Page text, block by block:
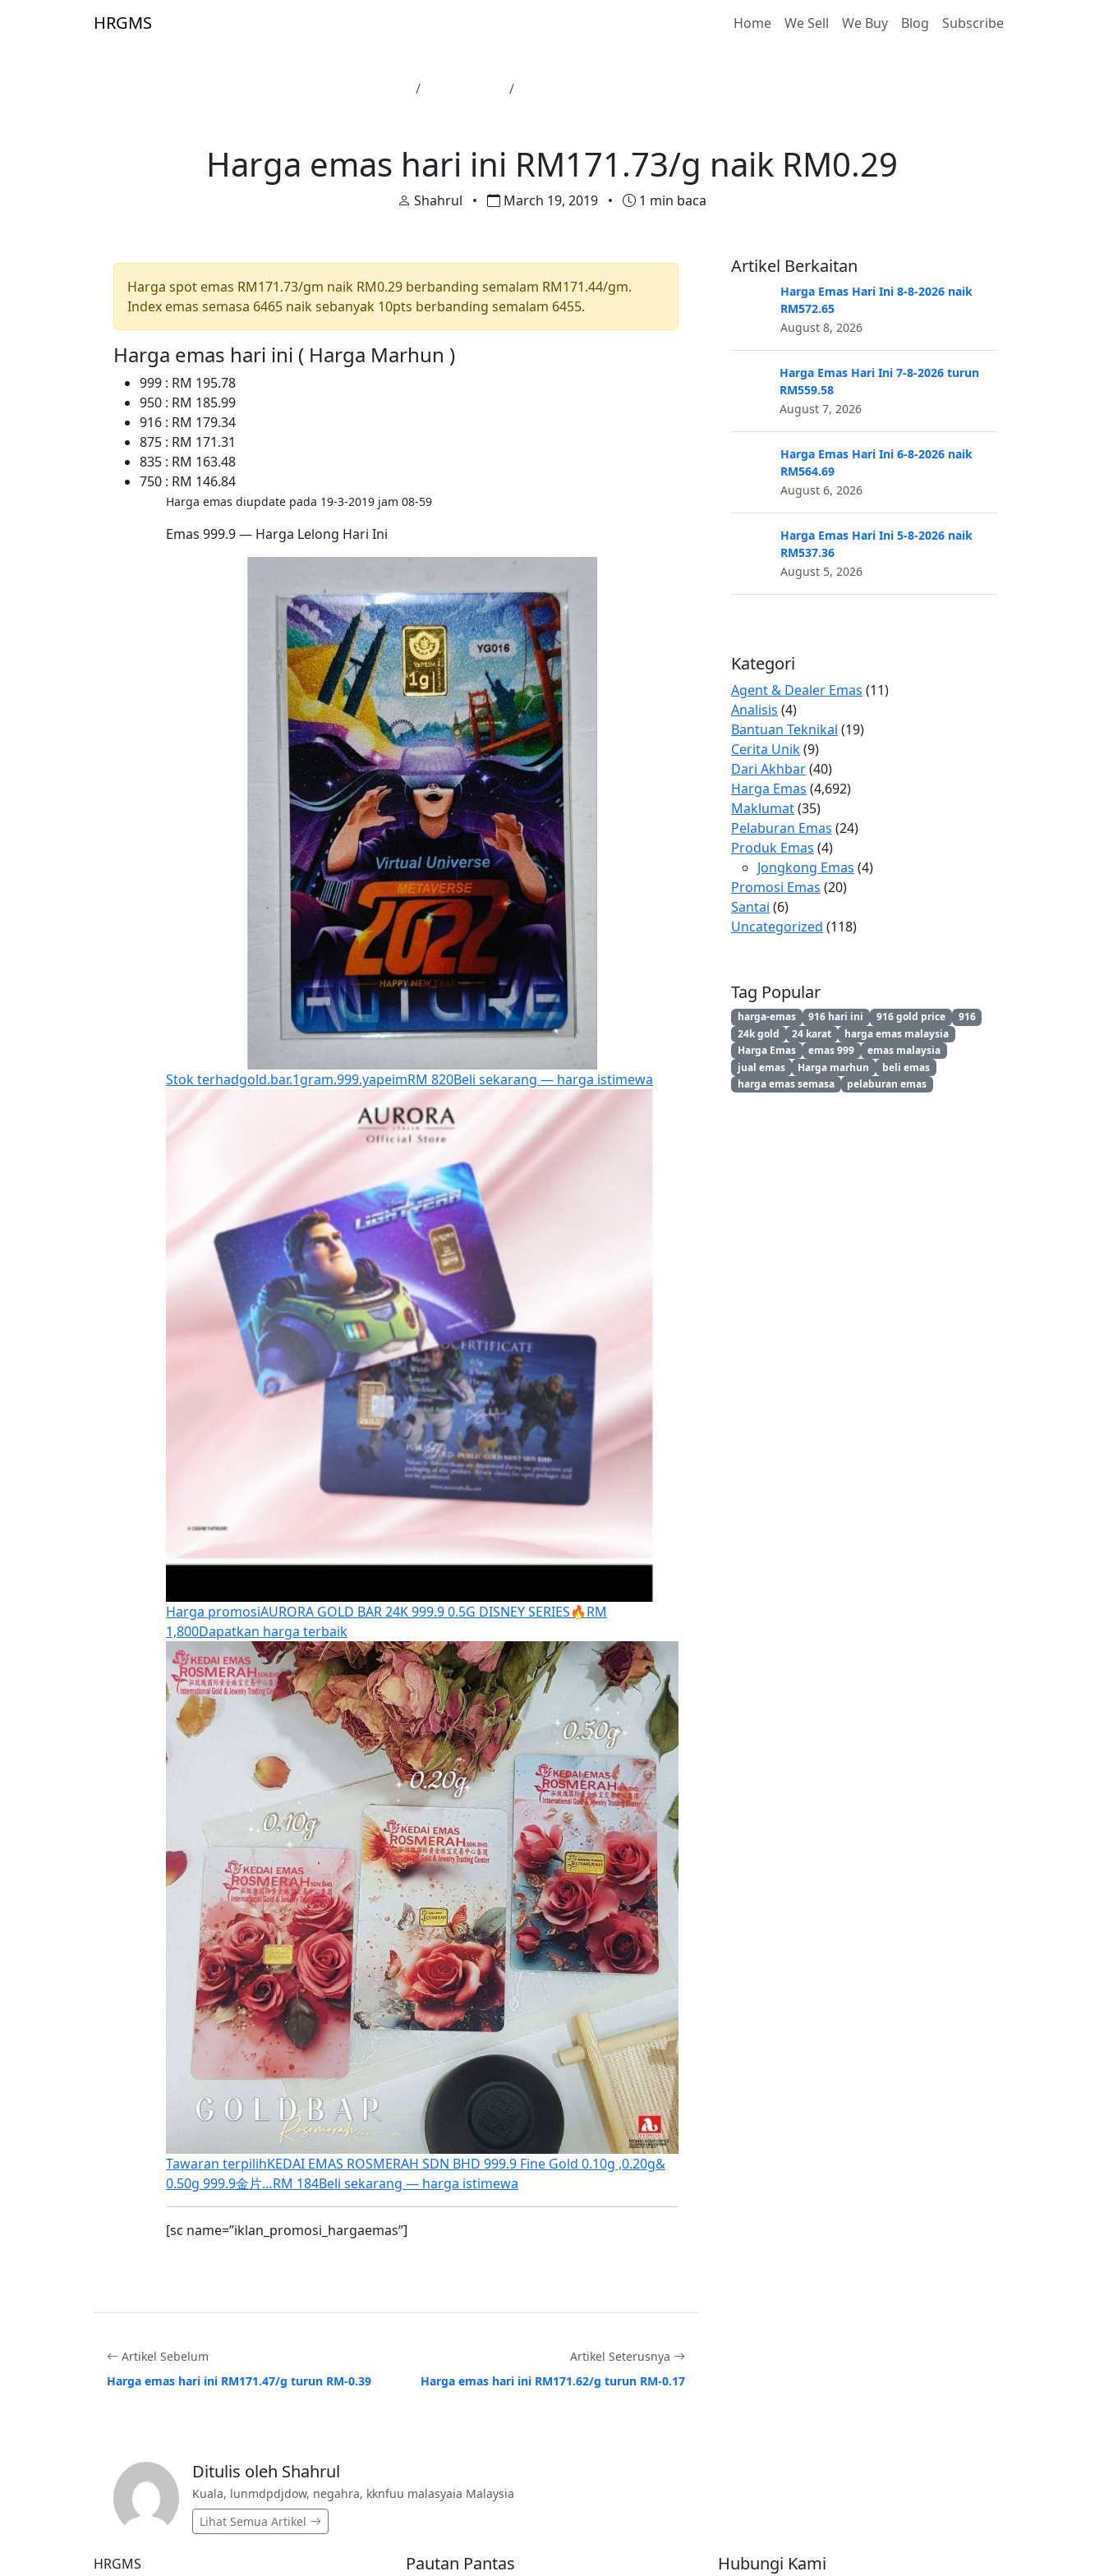
HRGMS Home We Sell We Buy Blog Subscribe
Harga emas hari ini RM171.73/g naik RM0.29
Shahrul • March 19, 2019 • 1 min baca
Harga spot emas RM171.73/gm naik RM0.29 berbanding semalam RM171.44/gm.
Index emas semasa 6465 naik sebanyak 10pts berbanding semalam 6455.
Harga emas hari ini ( Harga Marhun )
999 : RM 195.78
950 : RM 185.99
916 : RM 179.34
875 : RM 171.31
835 : RM 163.48
750 : RM 146.84
Harga emas diupdate pada 19-3-2019 jam 08-59
Emas 999.9 — Harga Lelong Hari Ini
Stok terhadgold.bar.1gram.999.yapeimRM 820Beli sekarang — harga istimewa
Harga promosiAURORA GOLD BAR 24K 999.9 0.5G DISNEY SERIES🔥RM
1,800Dapatkan harga terbaik
Tawaran terpilihKEDAI EMAS ROSMERAH SDN BHD 999.9 Fine Gold 0.10g ,0.20g&
0.50g 999.9金片…RM 184Beli sekarang — harga istimewa
[sc name=”iklan_promosi_hargaemas”]
Artikel Sebelum
Harga emas hari ini RM171.47/g turun RM-0.39
Artikel Seterusnya
Harga emas hari ini RM171.62/g turun RM-0.17
Ditulis oleh Shahrul
Kuala, lunmdpdjdow, negahra, kknfuu malasyaia Malaysia
Lihat Semua Artikel
Artikel Berkaitan
Harga Emas Hari Ini 8-8-2026 naik
RM572.65
August 8, 2026
Harga Emas Hari Ini 7-8-2026 turun
RM559.58
August 7, 2026
Harga Emas Hari Ini 6-8-2026 naik
RM564.69
August 6, 2026
Harga Emas Hari Ini 5-8-2026 naik
RM537.36
August 5, 2026
Kategori
Agent & Dealer Emas (11)
Analisis (4)
Bantuan Teknikal (19)
Cerita Unik(9)
Dari Akhbar(40)
Harga Emas (4,692)
Maklumat(35)
Pelaburan Emas (24)
Produk Emas (4)
Jongkong Emas (4)
Promosi Emas (20)
Santai (6)
Uncategorized (118)
Tag Popular
harga-emas 916 hari ini 916 gold price
916
24k gold
24 karat
harga emas malaysia
Harga Emas
emas 999
emas malaysia
jual emas
Harga marhun
beli emas
harga emas semasa
pelaburan emas
HRGMS
Pautan Pantas Hubungi Kami